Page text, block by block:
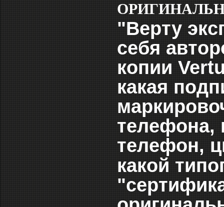
"Верту
себя
копии
какая
телефона,
телефон,
какой